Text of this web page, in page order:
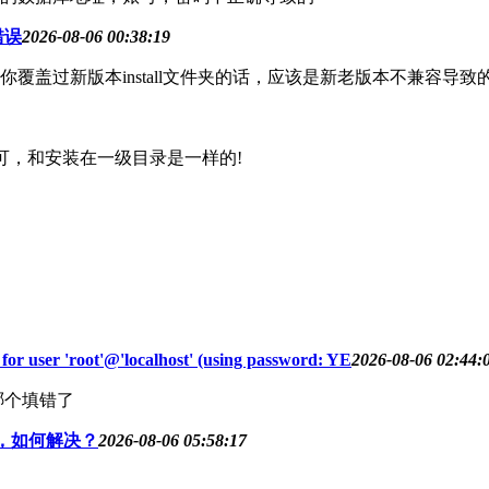
误2026-08-06 00:38:19
覆盖过新版本install文件夹的话，应该是新老版本不兼容导致
，和安装在一级目录是一样的!
user 'root'@'localhost' (using password: YE2026-08-06
填错了
如何解决？2026-08-06 05:58:17